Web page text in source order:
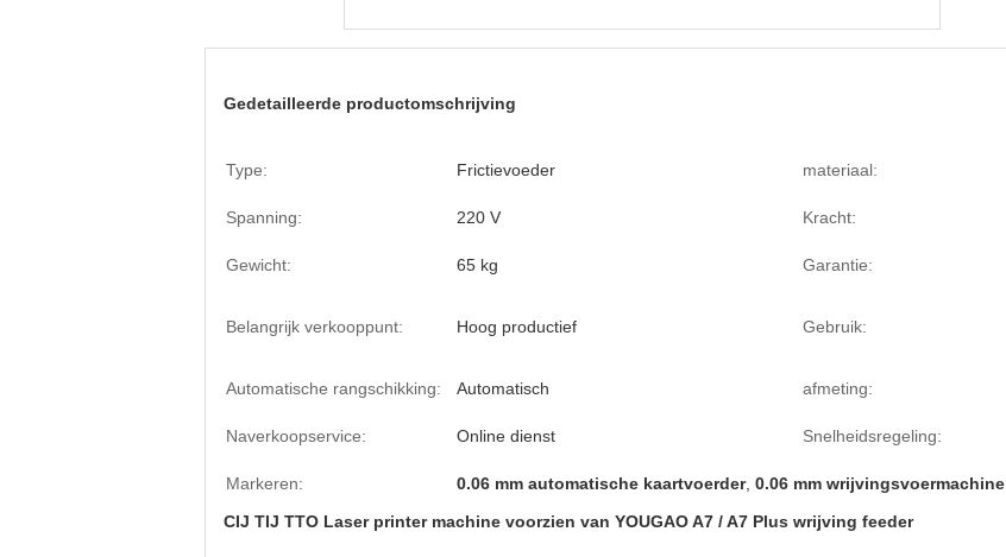
Gedetailleerde productomschrijving
Type: Frictievoeder materiaal:
Spanning: 220 V Kracht:
Gewicht: 65 kg Garantie:
Belangrijk verkooppunt: Hoog productief Gebruik:
Automatische rangschikking: Automatisch afmeting:
Naverkoopservice: Online dienst Snelheidsregeling:
Markeren: 0.06 mm automatische kaartvoerder, 0.06 mm wrijvingsvoermachine
CIJ TIJ TTO Laser printer machine voorzien van YOUGAO A7 / A7 Plus wrijving feeder